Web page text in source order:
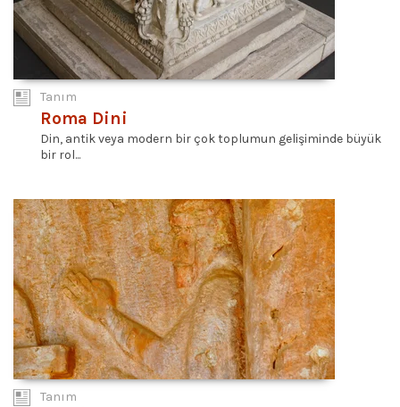
Tanım
Roma Dini
Din, antik veya modern bir çok toplumun gelişiminde büyük
bir rol...
Tanım